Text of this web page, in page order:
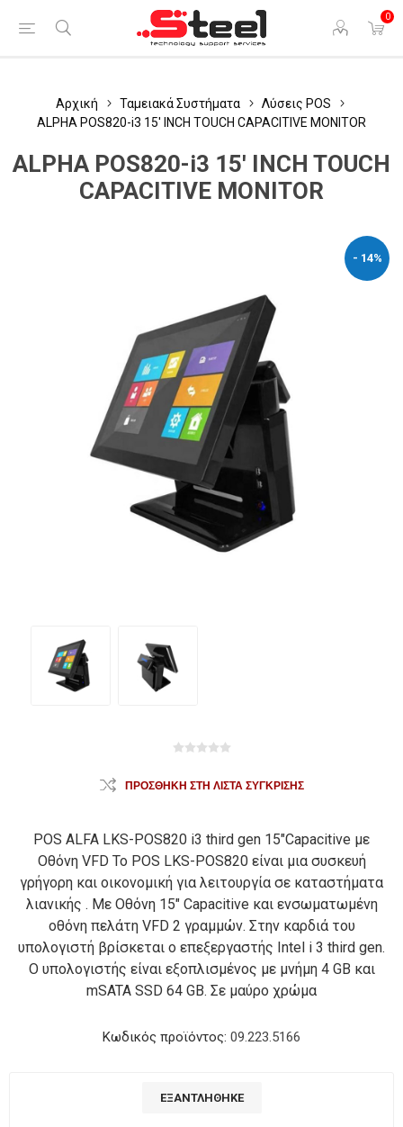
0
Αρχική Ταμειακά Συστήματα
Λύσεις POS
ALPHA POS820-i3 15' INCH TOUCH CAPACITIVE MONITOR
ALPHA POS820-i3 15' INCH TOUCH
CAPACITIVE MONITOR
- 14%
ΠΡΟΣΘΉΚΗ ΣΤΗ ΛΊΣΤΑ ΣΎΓΚΡΙΣΗΣ
POS ALFA LKS-POS820 i3 third gen 15"Capacitive με
Οθόνη VFD Το POS LKS-POS820 είναι μια συσκευή
γρήγορη και οικονομική για λειτουργία σε καταστήματα
λιανικής . Με Οθόνη 15" Capacitive και ενσωματωμένη
οθόνη πελάτη VFD 2 γραμμών. Στην καρδιά του
υπολογιστή βρίσκεται ο επεξεργαστής Intel i 3 third gen.
Ο υπολογιστής είναι εξοπλισμένος με μνήμη 4 GB και
mSATA SSD 64 GB. Σε μαύρο χρώμα
Κωδικός προϊόντος: 09.223.5166
ΕΞΑΝΤΛΉΘΗΚΕ